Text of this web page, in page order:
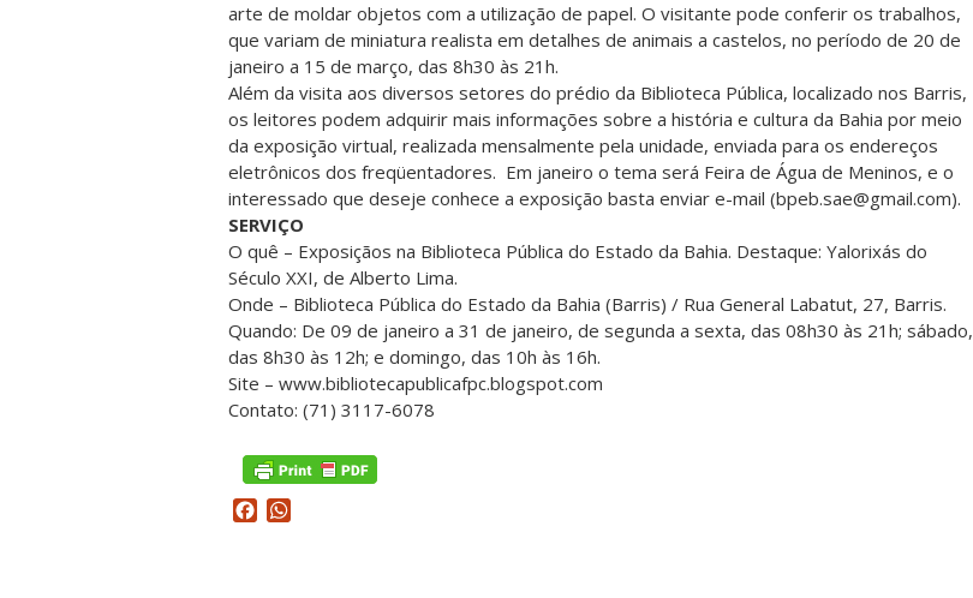
arte de moldar objetos com a utilização de papel. O visitante pode conferir os trabalhos,
que variam de miniatura realista em detalhes de animais a castelos, no período de 20 de
janeiro a 15 de março, das 8h30 às 21h.
Além da visita aos diversos setores do prédio da Biblioteca Pública, localizado nos Barris,
os leitores podem adquirir mais informações sobre a história e cultura da Bahia por meio
da exposição virtual, realizada mensalmente pela unidade, enviada para os endereços
eletrônicos dos freqüentadores. Em janeiro o tema será Feira de Água de Meninos, e o
interessado que deseje conhece a exposição basta enviar e-mail (bpeb.sae@gmail.com).
SERVIÇO
O quê – Exposiçãos na Biblioteca Pública do Estado da Bahia. Destaque: Yalorixás do
Século XXI, de Alberto Lima.
Onde – Biblioteca Pública do Estado da Bahia (Barris) / Rua General Labatut, 27, Barris.
Quando: De 09 de janeiro a 31 de janeiro, de segunda a sexta, das 08h30 às 21h; sábado,
das 8h30 às 12h; e domingo, das 10h às 16h.
Site – www.bibliotecapublicafpc.blogspot.com
Contato: (71) 3117-6078
Facebook